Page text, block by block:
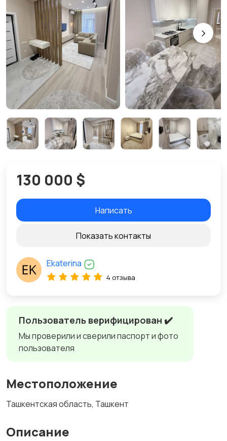
Пользователь верифицирован ✔️
Мы проверили и сверили паспорт и фото
пользователя
Местоположение
Ташкентская область, Ташкент
Описание
130 000 $
Написать
Показать контакты
Ekaterina
4 отзыва